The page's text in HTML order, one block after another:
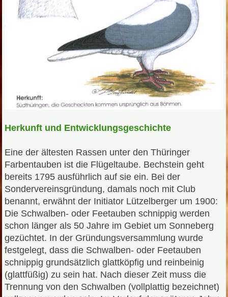
Herkunft und Entwicklungsgeschichte
Eine der ältesten Rassen unter den Thüringer
Farbentauben ist die Flügeltaube. Bechstein geht
bereits 1795 ausführlich auf sie ein. Bei der
Sondervereinsgründung, damals noch mit Club
benannt, erwähnt der Initiator Lützelberger um 1900:
Die Schwalben- oder Feetauben schnippig werden
schon länger als 50 Jahre im Gebiet um Sonneberg
gezüchtet. In der Gründungsversammlung wurde
festgelegt, dass die Schwalben- oder Feetauben
schnippig grundsätzlich glattköpfig und reinbeinig
(glattfüßig) zu sein hat. Nach dieser Zeit muss die
Trennung von den Schwalben (vollplattig bezeichnet)